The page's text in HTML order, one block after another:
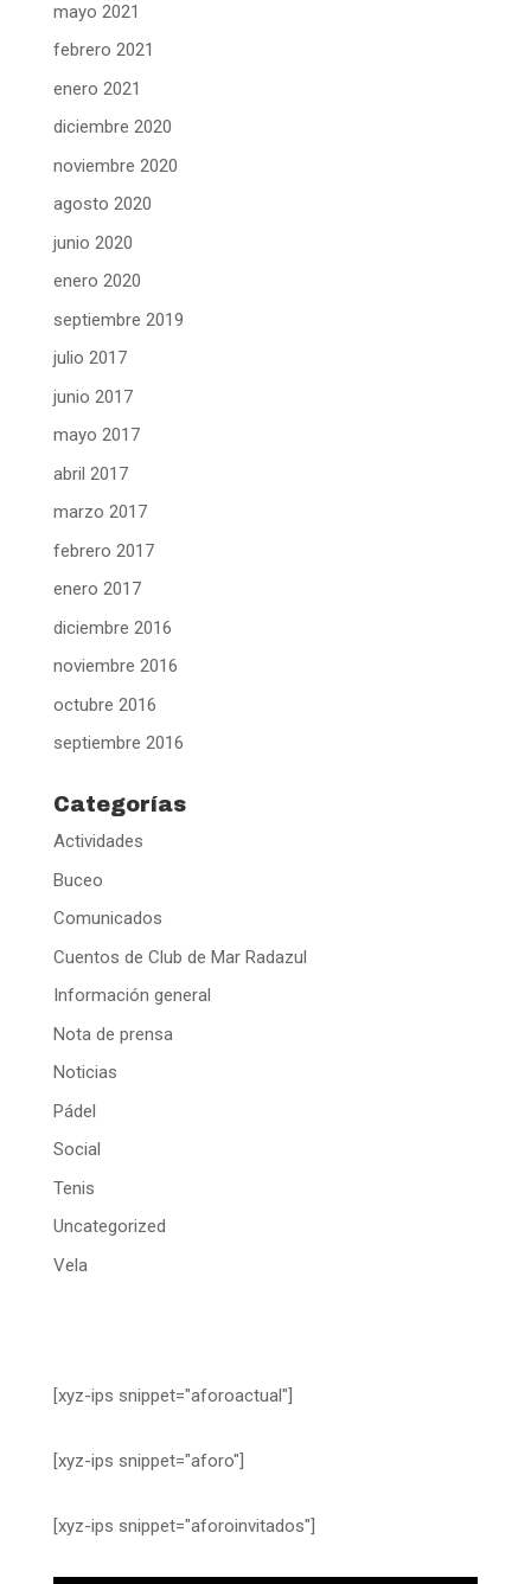
mayo 2021
febrero 2021
enero 2021
diciembre 2020
noviembre 2020
agosto 2020
junio 2020
enero 2020
septiembre 2019
julio 2017
junio 2017
mayo 2017
abril 2017
marzo 2017
febrero 2017
enero 2017
diciembre 2016
noviembre 2016
octubre 2016
septiembre 2016
Categorías
Actividades
Buceo
Comunicados
Cuentos de Club de Mar Radazul
Información general
Nota de prensa
Noticias
Pádel
Social
Tenis
Uncategorized
Vela
[xyz-ips snippet="aforoactual"]
[xyz-ips snippet="aforo"]
[xyz-ips snippet="aforoinvitados"]